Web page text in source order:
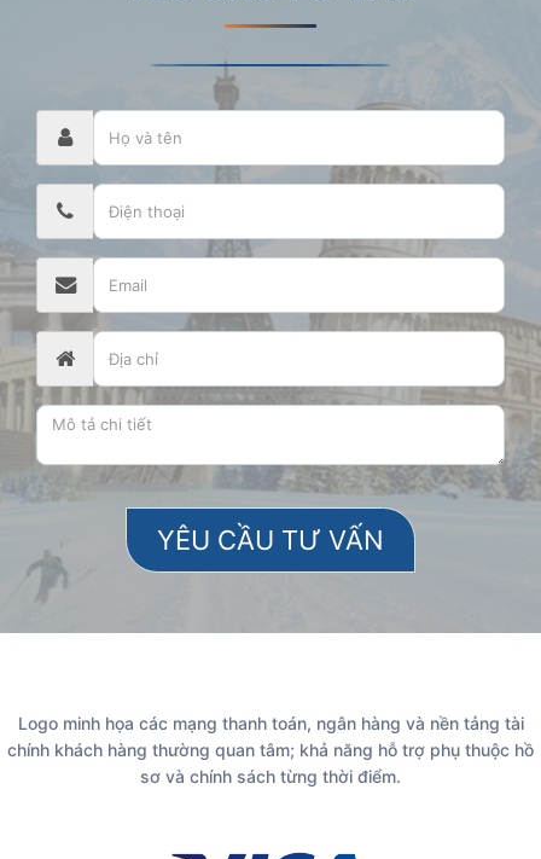
Logo minh họa các mạng thanh toán, ngân hàng và nền tảng tài
chính khách hàng thường quan tâm; khả năng hỗ trợ phụ thuộc hồ
sơ và chính sách từng thời điểm.